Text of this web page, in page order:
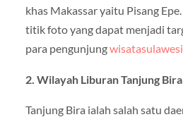
khas Makassar yaitu Pisang
titik foto yang dapat menjadi
para pengunjung
2. Wilayah Liburan Tanjung
Tanjung Bira ialah salah satu